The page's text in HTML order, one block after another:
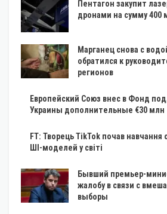
Пентагон закупит
дронами на сумму 400
Марганец снова с
обратился к
регионов
Европейский Союз внес в Фонд
Украины дополнительные €30 млн
FT: Творець TikTok почав навчання
ШІ-моделей у світі
Бывший премьер-
жалобу в связи с
выборы